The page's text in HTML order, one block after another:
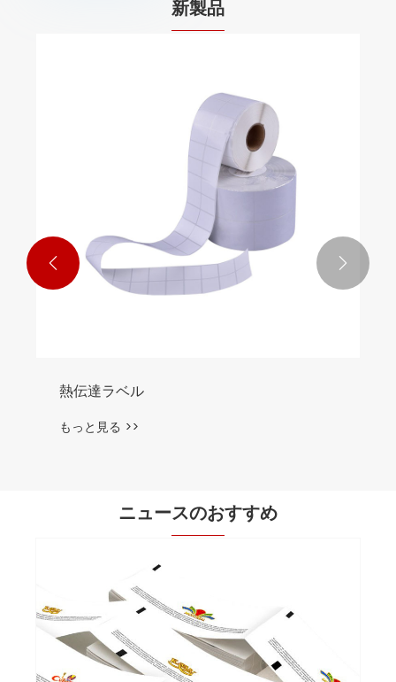
新製品
熱伝達ラベル
もっと見る >>
 
ニュースのおすすめ